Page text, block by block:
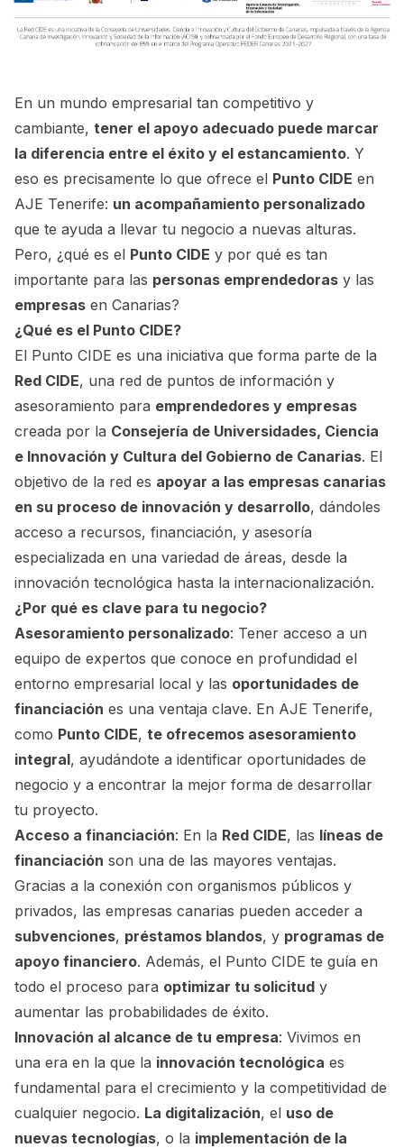
En un mundo empresarial tan competitivo y
cambiante, tener el apoyo adecuado puede marcar
la diferencia entre el éxito y el estancamiento. Y
eso es precisamente lo que ofrece el Punto CIDE en
AJE Tenerife: un acompañamiento personalizado
que te ayuda a llevar tu negocio a nuevas alturas.
Pero, ¿qué es el Punto CIDE y por qué es tan
importante para las personas emprendedoras y las
empresas en Canarias?
¿Qué es el Punto CIDE?
El Punto CIDE es una iniciativa que forma parte de la
Red CIDE, una red de puntos de información y
asesoramiento para emprendedores y empresas
creada por la Consejería de Universidades, Ciencia
e Innovación y Cultura del Gobierno de Canarias. El
objetivo de la red es apoyar a las empresas canarias
en su proceso de innovación y desarrollo, dándoles
acceso a recursos, financiación, y asesoría
especializada en una variedad de áreas, desde la
innovación tecnológica hasta la internacionalización.
¿Por qué es clave para tu negocio?
Asesoramiento personalizado: Tener acceso a un
equipo de expertos que conoce en profundidad el
entorno empresarial local y las oportunidades de
financiación es una ventaja clave. En AJE Tenerife,
como Punto CIDE, te ofrecemos asesoramiento
integral, ayudándote a identificar oportunidades de
negocio y a encontrar la mejor forma de desarrollar
tu proyecto.
Acceso a financiación: En la Red CIDE, las líneas de
financiación son una de las mayores ventajas.
Gracias a la conexión con organismos públicos y
privados, las empresas canarias pueden acceder a
subvenciones, préstamos blandos, y programas de
apoyo financiero. Además, el Punto CIDE te guía en
todo el proceso para optimizar tu solicitud y
aumentar las probabilidades de éxito.
Innovación al alcance de tu empresa: Vivimos en
una era en la que la innovación tecnológica es
fundamental para el crecimiento y la competitividad de
cualquier negocio. La digitalización, el uso de
nuevas tecnologías, o la implementación de la